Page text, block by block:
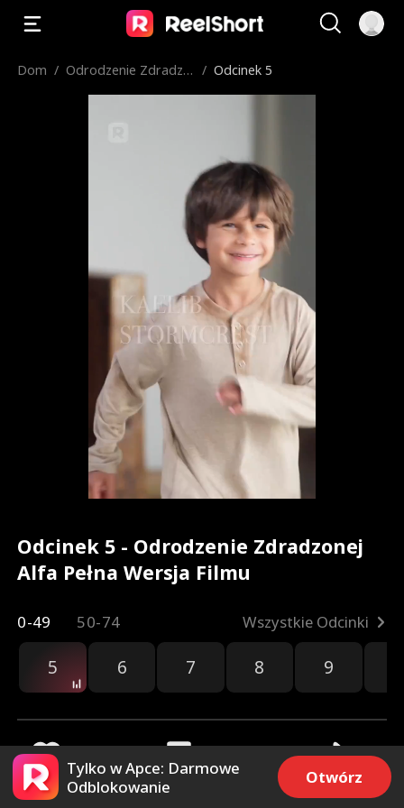
Dom / Odrodzenie Zdradzo
/ Odcinek 5
Odcinek 5 - Odrodzenie Zdradzonej
Alfa Pełna Wersja Filmu
0-49 50-74 Wszystkie Odcinki
5 6 7 8 9
32.7k 29.3k Udostępnij
Tylko w Apce: Darmowe
Odblokowanie
Otwórz